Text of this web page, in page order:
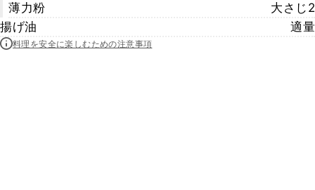
薄力粉
大さじ2
揚げ油
適量
料理を安全に楽しむための注意事項